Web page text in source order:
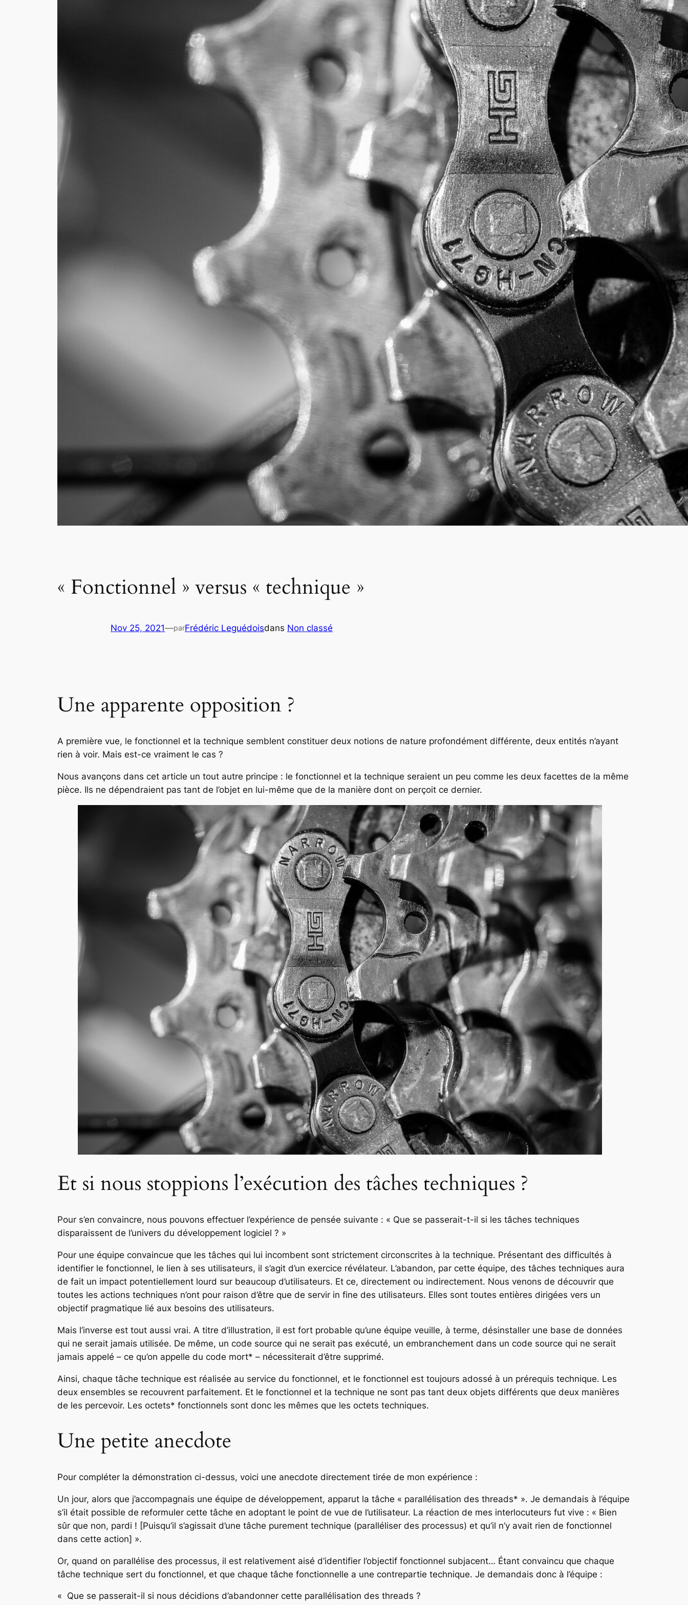
« Fonctionnel » versus « technique »
Nov 25, 2021—parFrédéric Leguédoisdans Non classé
Une apparente opposition ?
A première vue, le fonctionnel et la technique semblent constituer deux notions de nature profondément différente, deux entités n’ayant
rien à voir. Mais est-ce vraiment le cas ?
Nous avançons dans cet article un tout autre principe : le fonctionnel et la technique seraient un peu comme les deux facettes de la même
pièce. Ils ne dépendraient pas tant de l’objet en lui-même que de la manière dont on perçoit ce dernier.
Et si nous stoppions l’exécution des tâches techniques ?
Pour s’en convaincre, nous pouvons effectuer l’expérience de pensée suivante : « Que se passerait-t-il si les tâches techniques
disparaissent de l’univers du développement logiciel ? »
Pour une équipe convaincue que les tâches qui lui incombent sont strictement circonscrites à la technique. Présentant des difficultés à
identifier le fonctionnel, le lien à ses utilisateurs, il s’agit d’un exercice révélateur. L’abandon, par cette équipe, des tâches techniques aura
de fait un impact potentiellement lourd sur beaucoup d’utilisateurs. Et ce, directement ou indirectement. Nous venons de découvrir que
toutes les actions techniques n’ont pour raison d’être que de servir in fine des utilisateurs. Elles sont toutes entières dirigées vers un
objectif pragmatique lié aux besoins des utilisateurs.
Mais l’inverse est tout aussi vrai. A titre d’illustration, il est fort probable qu’une équipe veuille, à terme, désinstaller une base de données
qui ne serait jamais utilisée. De même, un code source qui ne serait pas exécuté, un embranchement dans un code source qui ne serait
jamais appelé – ce qu’on appelle du code mort* – nécessiterait d’être supprimé.
Ainsi, chaque tâche technique est réalisée au service du fonctionnel, et le fonctionnel est toujours adossé à un prérequis technique. Les
deux ensembles se recouvrent parfaitement. Et le fonctionnel et la technique ne sont pas tant deux objets différents que deux manières
de les percevoir. Les octets* fonctionnels sont donc les mêmes que les octets techniques.
Une petite anecdote
Pour compléter la démonstration ci-dessus, voici une anecdote directement tirée de mon expérience :
Un jour, alors que j’accompagnais une équipe de développement, apparut la tâche « parallélisation des threads* ». Je demandais à l’équipe
s’il était possible de reformuler cette tâche en adoptant le point de vue de l’utilisateur. La réaction de mes interlocuteurs fut vive : « Bien
sûr que non, pardi ! [Puisqu’il s’agissait d’une tâche purement technique (paralléliser des processus) et qu’il n’y avait rien de fonctionnel
dans cette action] ».
Or, quand on parallélise des processus, il est relativement aisé d’identifier l’objectif fonctionnel subjacent… Étant convaincu que chaque
tâche technique sert du fonctionnel, et que chaque tâche fonctionnelle a une contrepartie technique. Je demandais donc à l’équipe :
« Que se passerait-il si nous décidions d’abandonner cette parallélisation des threads ?